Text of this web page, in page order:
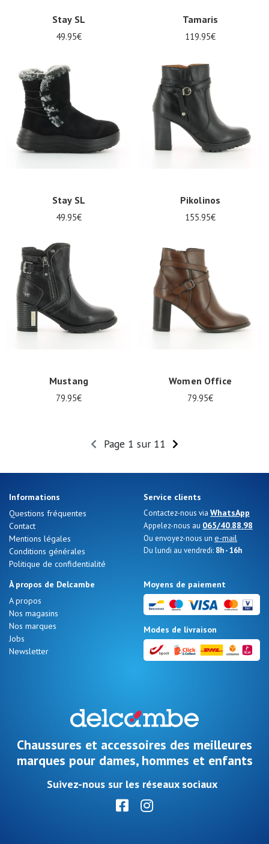
Stay SL
49.95€
Tamaris
119.95€
Stay SL
49.95€
Pikolinos
155.95€
Mustang
79.95€
Women Office
79.95€
Page 1 sur 11
Informations
Questions fréquentes
Contact
Mentions légales
Conditions générales
Politique de confidentialité
Service clients
Contactez-nous via WhatsApp
Appelez-nous au 065/40.88.98
Ou envoyez-nous un e-mail
Du lundi au vendredi: 8h - 16h
À propos de Delcambe
A propos
Nos magasins
Nos marques
Jobs
Newsletter
Moyens de paiement
Modes de livraison
Chaussures et accessoires des meilleures
marques pour dames, hommes et enfants
Suivez-nous sur les réseaux sociaux